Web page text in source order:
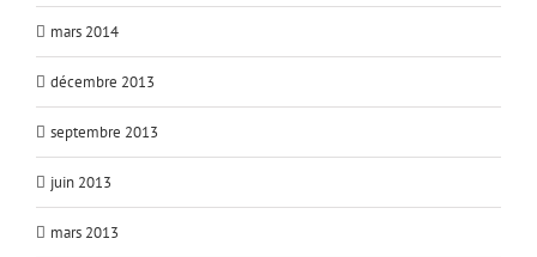
mars 2014
décembre 2013
septembre 2013
juin 2013
mars 2013